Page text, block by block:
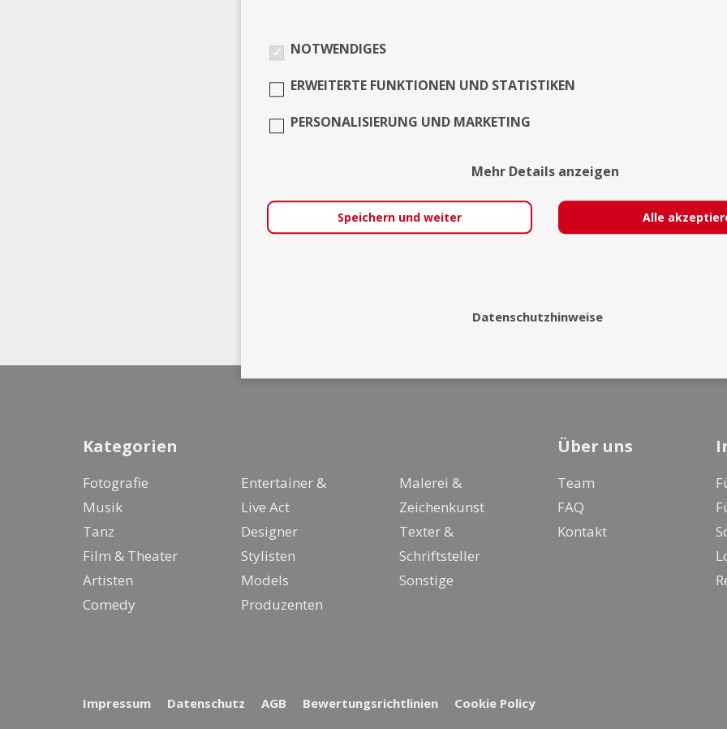
Kategorien
Fotografie
Musik
Tanz
Film & Theater
Artisten
Comedy
Entertainer &
Live Act
Designer
Stylisten
Models
Produzenten
Malerei &
Zeichenkunst
Texter &
Schriftsteller
Sonstige
Über uns
Team
FAQ
Kontakt
Impressum Datenschutz AGB Bewertungsrichtlinien Cookie Policy
NOTWENDIGES
ERWEITERTE FUNKTIONEN UND STATISTIKEN
PERSONALISIERUNG UND MARKETING
Mehr Details anzeigen
Speichern und weiter Alle
Datenschutzhinweise